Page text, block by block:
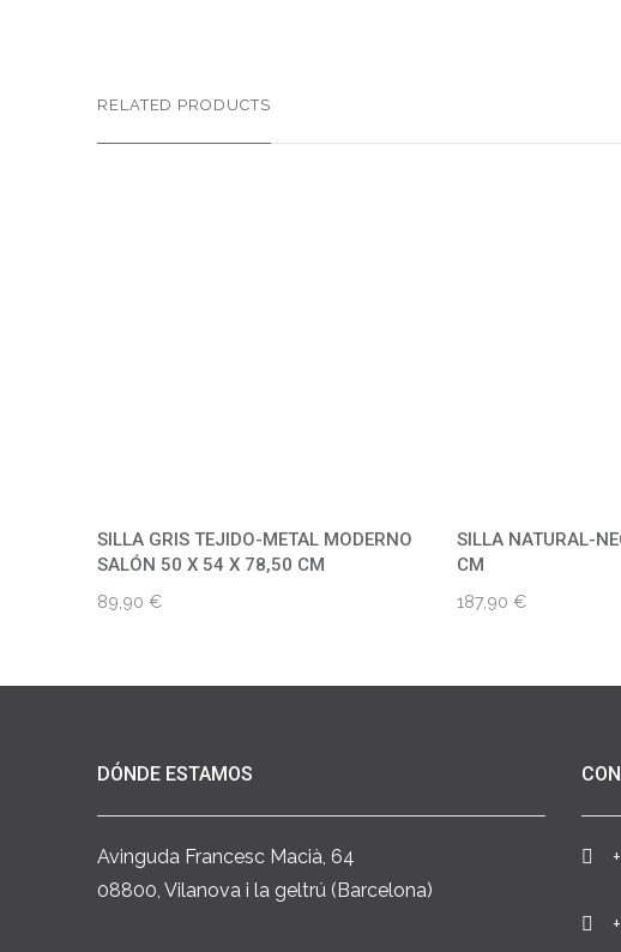
RELATED PRODUCTS
SILLA GRIS TEJIDO-METAL MODERNO
SALÓN 50 X 54 X 78,50 CM
89,90 €
SILLA NATURAL-
CM
187,90€
DÓNDE ESTAMOS
Avinguda Francesc Macià, 64
08800, Vilanova i la geltrú (Barcelona)